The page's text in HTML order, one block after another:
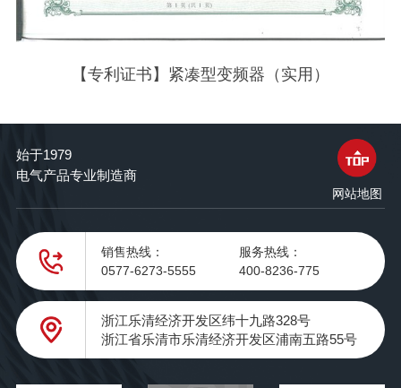
【专利证书】紧凑型变频器（实用）
始于1979
电气产品专业制造商
网站地图
销售热线：
0577-6273-5555
服务热线：
400-8236-775
浙江乐清经济开发区纬十九路328号
浙江省乐清市乐清经济开发区浦南五路55号